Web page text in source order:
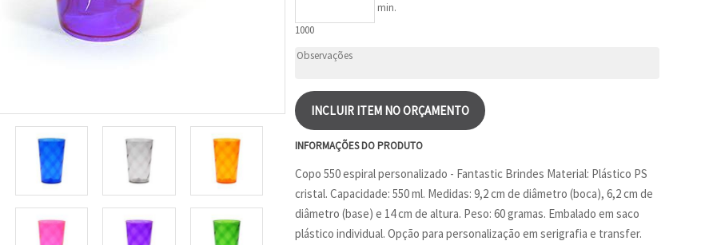
min.
1000
INCLUIR ITEM NO ORÇAMENTO
INFORMAÇÕES DO PRODUTO
Copo 550 espiral personalizado - Fantastic Brindes Material: Plástico PS
cristal. Capacidade: 550 ml. Medidas: 9,2 cm de diâmetro (boca), 6,2 cm de
diâmetro (base) e 14 cm de altura. Peso: 60 gramas. Embalado em saco
plástico individual. Opção para personalização em serigrafia e transfer.